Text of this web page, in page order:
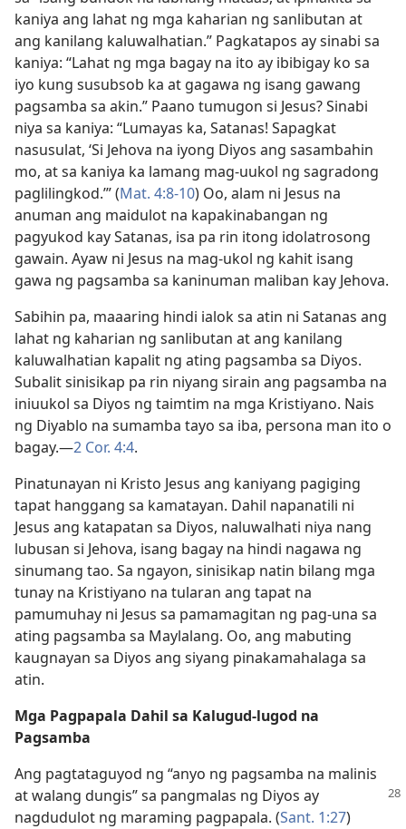
kaniya ang lahat ng mga kaharian ng sanlibutan at
ang kanilang kaluwalhatian.” Pagkatapos ay sinabi sa
kaniya: “Lahat ng mga bagay na ito ay ibibigay ko sa
iyo kung susubsob ka at gagawa ng isang gawang
pagsamba sa akin.” Paano tumugon si Jesus? Sinabi
niya sa kaniya: “Lumayas ka, Satanas! Sapagkat
nasusulat, ‘Si Jehova na iyong Diyos ang sasambahin
mo, at sa kaniya ka lamang mag-uukol ng sagradong
paglilingkod.’” (Mat. 4:8-10) Oo, alam ni Jesus na
anuman ang maidulot na kapakinabangan ng
pagyukod kay Satanas, isa pa rin itong idolatrosong
gawain. Ayaw ni Jesus na mag-ukol ng kahit isang
gawa ng pagsamba sa kaninuman maliban kay Jehova.
Sabihin pa, maaaring hindi ialok sa atin ni Satanas ang
lahat ng kaharian ng sanlibutan at ang kanilang
kaluwalhatian kapalit ng ating pagsamba sa Diyos.
Subalit sinisikap pa rin niyang sirain ang pagsamba na
iniuukol sa Diyos ng taimtim na mga Kristiyano. Nais
ng Diyablo na sumamba tayo sa iba, persona man ito o
bagay.​—2 Cor. 4:4.
Pinatunayan ni Kristo Jesus ang kaniyang pagiging
tapat hanggang sa kamatayan. Dahil napanatili ni
Jesus ang katapatan sa Diyos, naluwalhati niya nang
lubusan si Jehova, isang bagay na hindi nagawa ng
sinumang tao. Sa ngayon, sinisikap natin bilang mga
tunay na Kristiyano na tularan ang tapat na
pamumuhay ni Jesus sa pamamagitan ng pag-una sa
ating pagsamba sa Maylalang. Oo, ang mabuting
kaugnayan sa Diyos ang siyang pinakamahalaga sa
atin.
Mga Pagpapala Dahil sa Kalugud-lugod na
Pagsamba
Ang pagtataguyod ng “anyo ng pagsamba na malinis
at walang dungis” sa pangmalas ng Diyos ay
nagdudulot ng maraming pagpapala. (Sant. 1:27)